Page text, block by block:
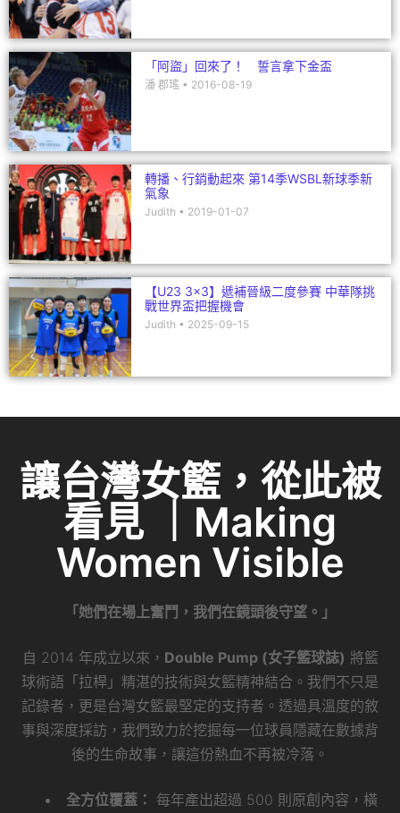
「阿盜」回來了！ 誓言拿下金盃
潘 郡瑤 2016-08-19
轉播、行銷動起來 第14季WSBL新球季新
氣象
Judith 2019-01-07
【U23 3×3】遞補晉級二度參賽 中華隊挑
戰世界盃把握機會
Judith 2025-09-15
讓台灣女籃，從此被
看見 ｜Making
Women Visible
「她們在場上奮鬥，我們在鏡頭後守望。」
自 2014 年成立以來， Double Pump (女子籃球誌) 將籃
球術語「拉桿」精湛的技術與女籃精神結合。我們不只是
記錄者，更是台灣女籃最堅定的支持者。透過具溫度的敘
事與深度採訪，我們致力於挖掘每一位球員隱藏在數據背
後的生命故事，讓這份熱血不再被冷落。
全方位覆蓋： 每年產出超過 500 則原創內容，橫